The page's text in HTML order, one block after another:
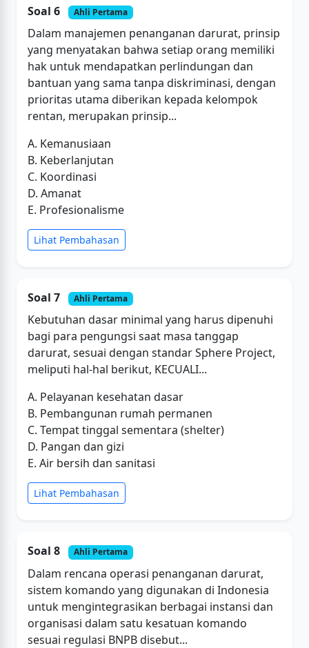
Soal 6 Ahli Pertama
Dalam manajemen penanganan darurat, prinsip
yang menyatakan bahwa setiap orang memiliki
hak untuk mendapatkan perlindungan dan
bantuan yang sama tanpa diskriminasi, dengan
prioritas utama diberikan kepada kelompok
rentan, merupakan prinsip...
A. Kemanusiaan
B. Keberlanjutan
C. Koordinasi
D. Amanat
E. Profesionalisme
Lihat Pembahasan
Soal 7 Ahli Pertama
Kebutuhan dasar minimal yang harus dipenuhi
bagi para pengungsi saat masa tanggap
darurat, sesuai dengan standar Sphere Project,
meliputi hal-hal berikut, KECUALI...
A. Pelayanan kesehatan dasar
B. Pembangunan rumah permanen
C. Tempat tinggal sementara (shelter)
D. Pangan dan gizi
E. Air bersih dan sanitasi
Lihat Pembahasan
Soal 8 Ahli Pertama
Dalam rencana operasi penanganan darurat,
sistem komando yang digunakan di Indonesia
untuk mengintegrasikan berbagai instansi dan
organisasi dalam satu kesatuan komando
sesuai regulasi BNPB disebut...